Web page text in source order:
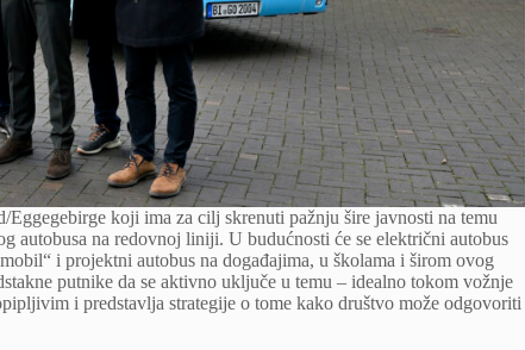
koji ima za cilj skrenuti pažnju šire javnosti na temu
autobusa na redovnoj liniji. U budućnosti će se električni autobus
i projektni autobus na događajima, u školama i širom ovog
putnike da se aktivno uključe u temu – idealno tokom vožnje
i predstavlja strategije o tome kako društvo može odgovoriti